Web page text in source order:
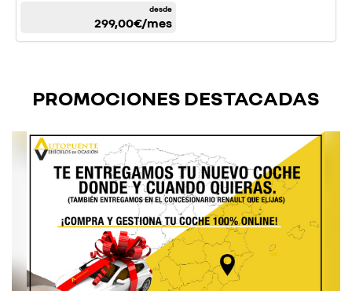
desde
299,00€/mes
PROMOCIONES DESTACADAS